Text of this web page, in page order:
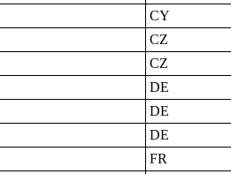
CY
CZ
CZ
DE
DE
DE
FR